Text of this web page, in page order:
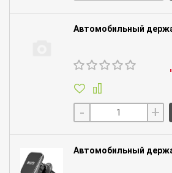
Автомобильный
- +
Автомобильный